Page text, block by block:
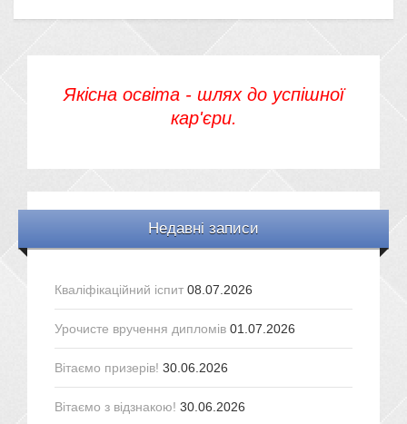
Якісна освіта - шлях до успішної
кар'єри.
Недавні записи
Кваліфікаційний іспит 08.07.2026
Урочисте вручення дипломів 01.07.2026
Вітаємо призерів! 30.06.2026
Вітаємо з відзнакою! 30.06.2026